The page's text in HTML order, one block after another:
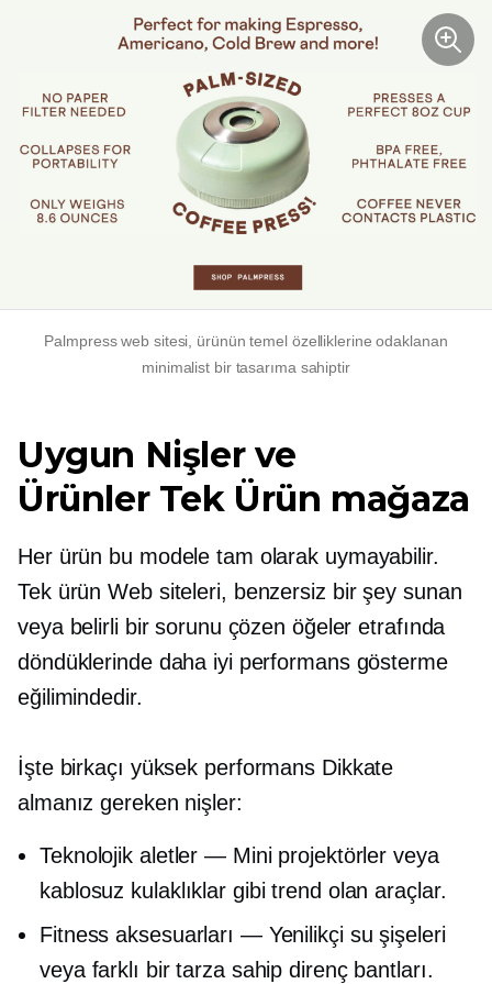
Palmpress web sitesi, ürünün temel özelliklerine odaklanan
minimalist bir tasarıma sahiptir
Uygun Nişler ve
Ürünler Tek Ürün mağaza
Her ürün bu modele tam olarak uymayabilir.
Tek ürün Web siteleri, benzersiz bir şey sunan
veya belirli bir sorunu çözen öğeler etrafında
döndüklerinde daha iyi performans gösterme
eğilimindedir.
İşte birkaçı yüksek performans Dikkate
almanız gereken nişler:
Teknolojik aletler — Mini projektörler veya
kablosuz kulaklıklar gibi trend olan araçlar.
Fitness aksesuarları — Yenilikçi su şişeleri
veya farklı bir tarza sahip direnç bantları.